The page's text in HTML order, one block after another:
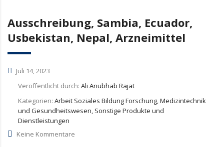
Ausschreibung, Sambia, Ecuador,
Usbekistan, Nepal, Arzneimittel
Juli 14, 2023
Veröffentlicht durch: Ali Anubhab Rajat
Kategorien: Arbeit Soziales Bildung Forschung, Medizintechnik
und Gesundheitswesen, Sonstige Produkte und
Dienstleistungen
Keine Kommentare